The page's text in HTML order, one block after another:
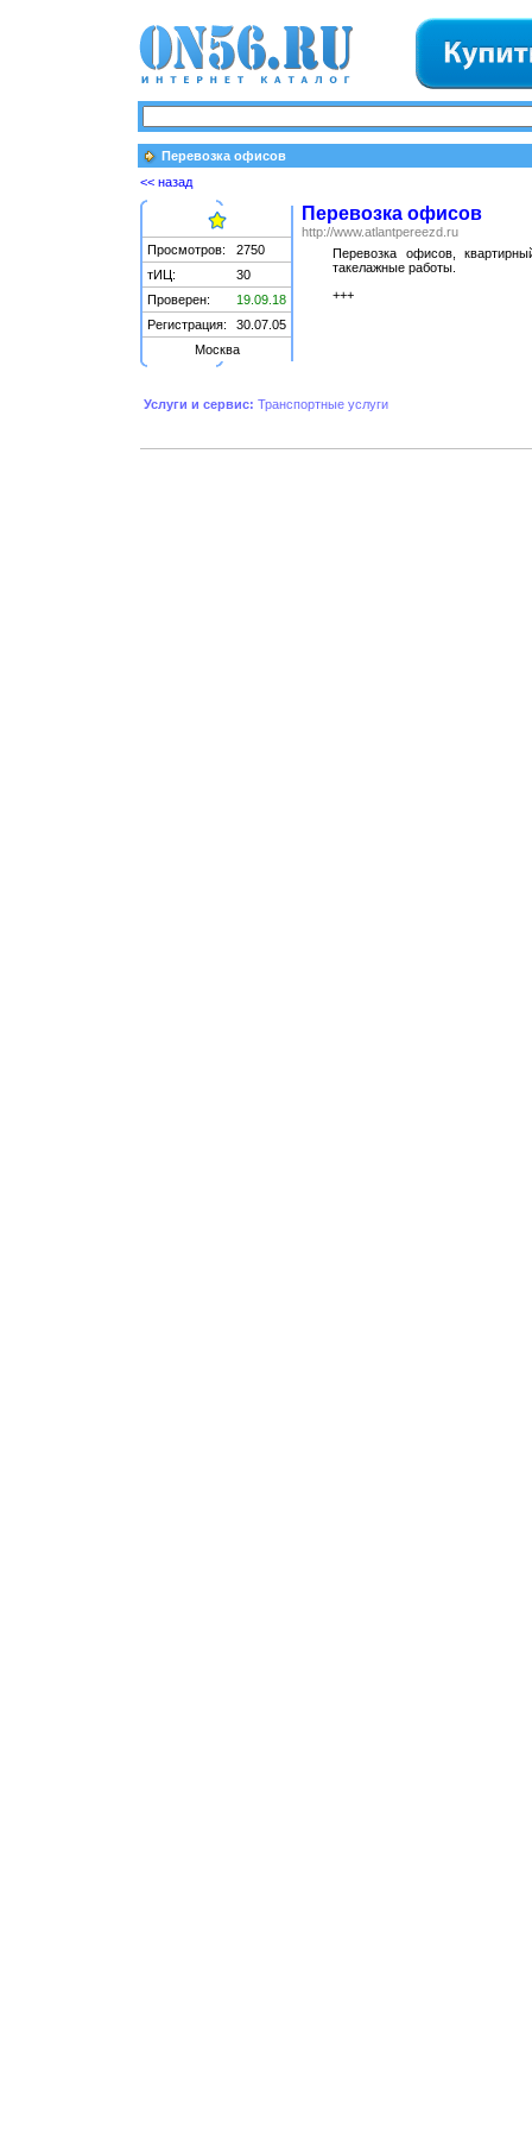
Перевозка офисов
<< назад
Просмотров:
2750
тИЦ:
30
Проверен:
19.09.18
Регистрация:
30.07.05
Москва
Перевозка офисов
http://www.atlantpereezd.ru
Перевозка офисов,
такелажные работы.
+++
Услуги и сервис: Транспортные услуги